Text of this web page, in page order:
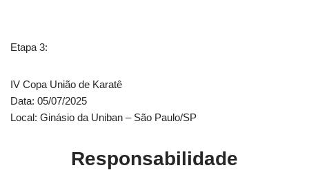
Etapa 3:
IV Copa União de Karatê
Data: 05/07/2025
Local: Ginásio da Uniban – São Paulo/SP
Responsabilidade